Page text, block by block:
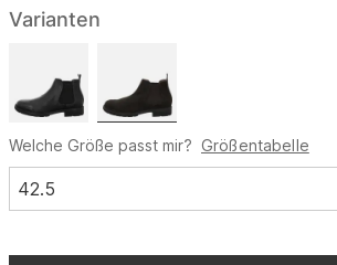
Varianten
Welche Größe passt mir? Größentabelle
42.5